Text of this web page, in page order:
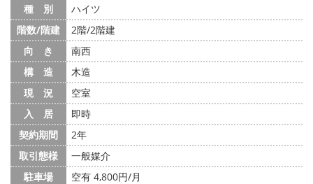
種 別
ハイツ
階数/階建
2階/2階建
向 き
南西
構 造
木造
現 況
空室
入 居
即時
契約期間
2年
取引態様
一般媒介
駐車場
空有 4,800円/月